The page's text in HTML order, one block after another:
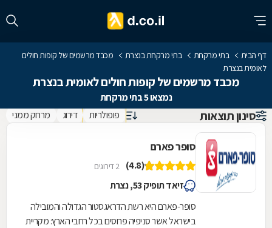
דף הבית בתי מרקחת בתי מרקחת בנצרת
מכבד מרשמים של קופות חולים
לאומית בנצרת
מכבד מרשמים של קופות חולים לאומית בנצרת
נמצאו 5 בתי מרקחת
סינון תוצאות פופולריות דירוג מרחק ממני
סופר פארם
(4.8) 2 דירוגים
זיאד תופיק 53, נצרת
סופר-פארם היא רשת הדראגסטור הגדולה והמובילה
בישראל אשר סניפיה פרוסים בכל רחבי הארץ: מקריית